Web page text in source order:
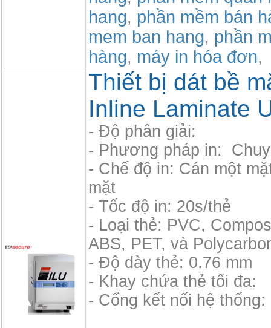
hang, phần mềm bán
mem ban hang, phần
hàng, máy in hóa đơn,
Thiết bị dát bề
Inline Laminate
- Độ phân giải:
- Phương pháp in:
- Chế độ in: Cán một
mặt
- Tốc độ in: 20s/thẻ
- Loại thẻ: PVC,
ABS, PET, và
- Độ dày thẻ: 0.76 mm
- Khay chứa thẻ tối đa:
- Cổng kết nối hệ thống: